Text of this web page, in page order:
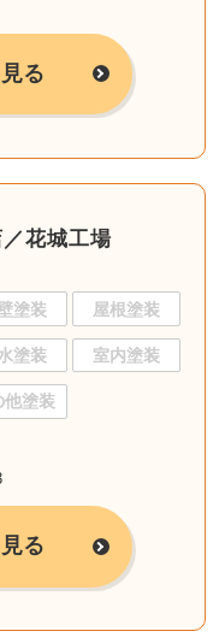
る
花城工場
塗装 屋根塗装
塗装 室内塗装
他塗装
る